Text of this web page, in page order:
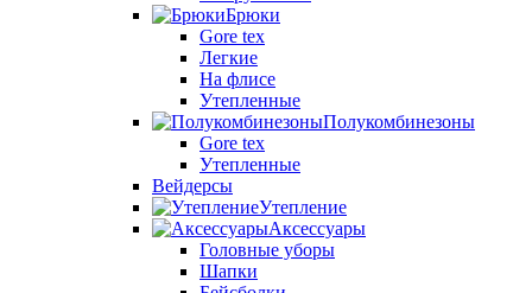
Брюки
Gore tex
Легкие
На флисе
Утепленные
Полукомбинезоны
Gore tex
Утепленные
Вейдерсы
Утепление
Аксессуары
Головные уборы
Шапки